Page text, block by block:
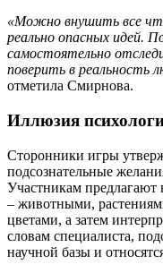
«Можно внушить все
реально опасных идей.
самостоятельно
поверить в реальность
отметила Смирнова.
Иллюзия
Сторонники игры
подсознательные
Участникам
– животными,
цветами, а затем
словам специалиста,
научной базы и